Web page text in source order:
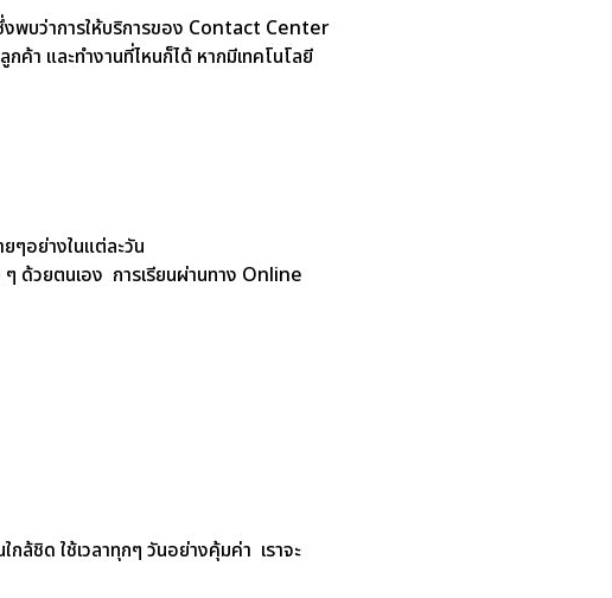
พบว่าการให้บริการของ Contact Center
ค้า และทำงานที่ไหนก็ได้ หากมีเทคโนโลยี
ๆอย่างในแต่ละวัน
ๆ ด้วยตนเอง การเรียนผ่านทาง Online
ล้ชิด ใช้เวลาทุกๆ วันอย่างคุ้มค่า เราจะ